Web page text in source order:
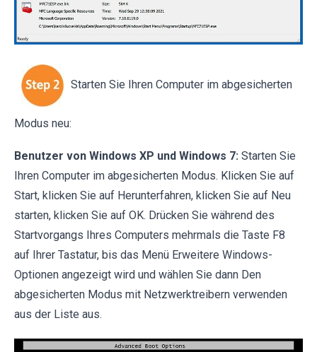
Starten Sie Ihren Computer im abgesicherten
Modus neu:
Benutzer von Windows XP und Windows 7: Starten Sie
Ihren Computer im abgesicherten Modus. Klicken Sie auf
Start, klicken Sie auf Herunterfahren, klicken Sie auf Neu
starten, klicken Sie auf OK. Drücken Sie während des
Startvorgangs Ihres Computers mehrmals die Taste F8
auf Ihrer Tastatur, bis das Menü Erweitere Windows-
Optionen angezeigt wird und wählen Sie dann Den
abgesicherten Modus mit Netzwerktreibern verwenden
aus der Liste aus.